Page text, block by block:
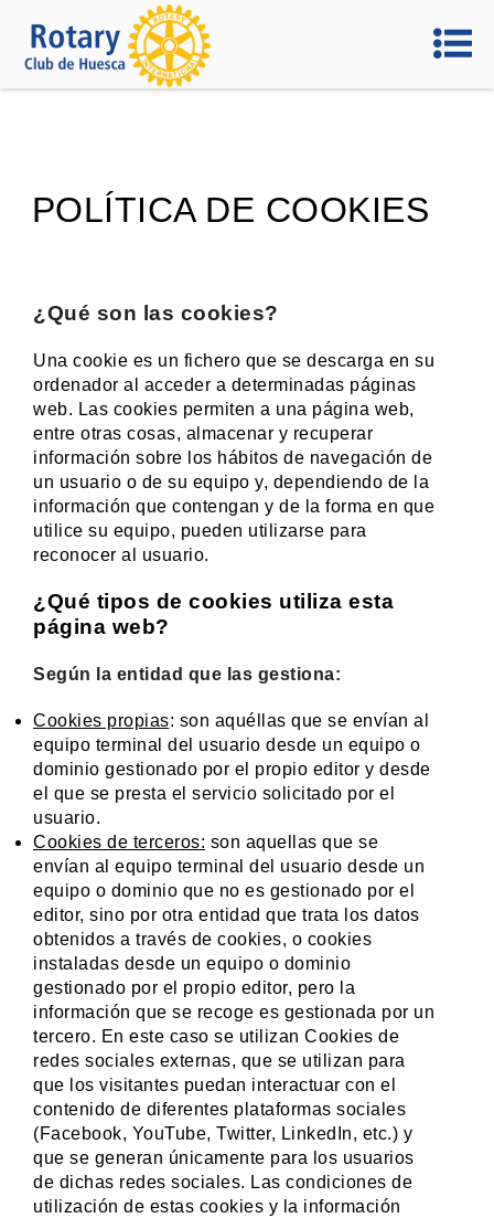
POLÍTICA DE COOKIES
¿Qué son las cookies?
Una cookie es un fichero que se descarga en su
ordenador al acceder a determinadas páginas
web. Las cookies permiten a una página web,
entre otras cosas, almacenar y recuperar
información sobre los hábitos de navegación de
un usuario o de su equipo y, dependiendo de la
información que contengan y de la forma en que
utilice su equipo, pueden utilizarse para
reconocer al usuario.
¿Qué tipos de cookies utiliza esta
página web?
Según la entidad que las gestiona:
Cookies propias: son aquéllas que se envían al
equipo terminal del usuario desde un equipo o
dominio gestionado por el propio editor y desde
el que se presta el servicio solicitado por el
usuario.
Cookies de terceros: son aquellas que se
envían al equipo terminal del usuario desde un
equipo o dominio que no es gestionado por el
editor, sino por otra entidad que trata los datos
obtenidos a través de cookies, o cookies
instaladas desde un equipo o dominio
gestionado por el propio editor, pero la
información que se recoge es gestionada por un
tercero. En este caso se utilizan Cookies de
redes sociales externas, que se utilizan para
que los visitantes puedan interactuar con el
contenido de diferentes plataformas sociales
(Facebook, YouTube, Twitter, LinkedIn, etc.) y
que se generan únicamente para los usuarios
de dichas redes sociales. Las condiciones de
utilización de estas cookies y la información